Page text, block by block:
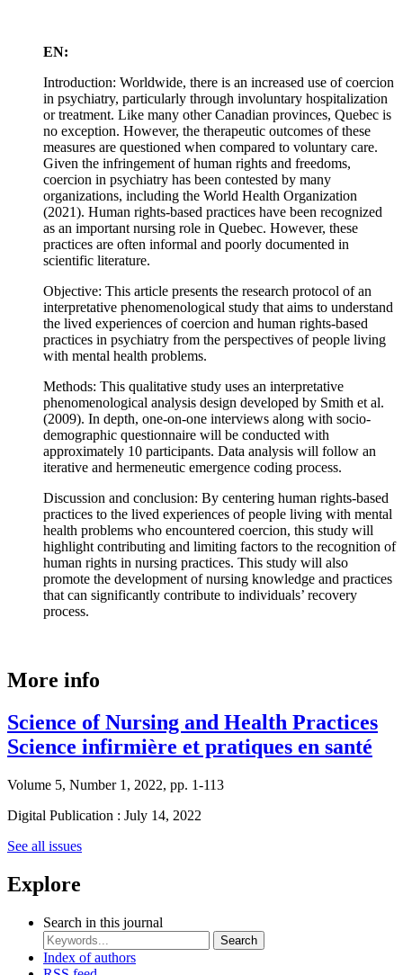
EN:
Introduction: Worldwide, there is an increased use of coercion
in psychiatry, particularly through involuntary hospitalization
or treatment. Like many other Canadian provinces, Quebec is
no exception. However, the therapeutic outcomes of these
measures are questioned when compared to voluntary care.
Given the infringement of human rights and freedoms,
coercion in psychiatry has been contested by many
organizations, including the World Health Organization
(2021). Human rights-based practices have been recognized
as an important nursing role in Quebec. However, these
practices are often informal and poorly documented in
scientific literature.
Objective: This article presents the research protocol of an
interpretative phenomenological study that aims to understand
the lived experiences of coercion and human rights-based
practices in psychiatry from the perspectives of people living
with mental health problems.
Methods: This qualitative study uses an interpretative
phenomenological analysis design developed by Smith et al.
(2009). In depth, one-on-one interviews along with socio-
demographic questionnaire will be conducted with
approximately 10 participants. Data analysis will follow an
iterative and hermeneutic emergence coding process.
Discussion and conclusion: By centering human rights-based
practices to the lived experiences of people living with mental
health problems who encountered coercion, this study will
highlight contributing and limiting factors to the recognition of
human rights in nursing practices. This study will also
promote the development of nursing knowledge and practices
that can significantly contribute to individuals’ recovery
process.
More info
Science of Nursing and Health Practices
Science infirmière et pratiques en santé
Volume 5, Number 1, 2022, pp. 1-113
Digital Publication : July 14, 2022
See all issues
Explore
Search in this journal
Search
Index of authors